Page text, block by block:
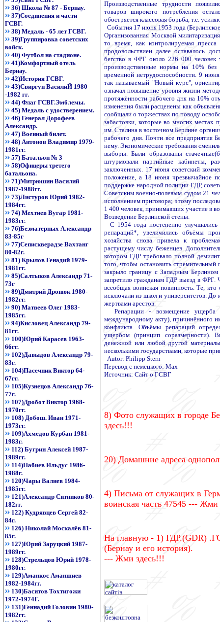
36) Школа № 87 - Бернау.
37)Соединения и части
ГСВГ.
38) Медаль - 65 лет ГСВГ.
39)Группировка советских
войск.
40) Футбол на стадионе.
41)Комфортный отель
Бернау.
42)История ГСВГ.
43)Свиргун ВасилиЙ 1980
-1982 гг.
44) Флаг ГСВГ.Эмблемы.
45) Медаль с удостверением.
46) Генерал Дорофеев
Александр.
47) Военный билет.
48) Антонов Владимир 1979-
1981гг.
57) Батальон № 3
58)Офицеры третего
батальона.
71)Митрюшин Василий
1987-1988гг.
73)Листуров Юрий 1982-
1984гг.
74) Мехтиев Вугар 1981-
1983гг.
76)Безматерных Александр
83-85г
77)Сепискверадзе Вахтанг
80-82г.
81) Крылов Генадий 1979-
1981гг.
85)Салтыков Александр 71-
73г
89)Дмитрий Дронюк 1980-
1982гг.
90) Матвеев Олег 1983-
1985гг.
94)Кисловец Александр 79-
81гг.
100)Юрий Карасев 1963-
66гг.
102)Давыдов Александр 79-
83г.
104)Пасечник Виктор 64-
67гг.
105)Кузнецов Александр 76-
77г.
107)Дробот Виктор 1968-
1970гг.
108) Добош. Иван 1971-
1973гг.
109)Ахмедов Курбан 1981-
1983г.
112) Бугрин Алексей 1987-
1989гг.
114)Набиев Ильдус 1986-
1988г.
120)Чары Валиев 1984-
1985гг.
121)Александр Ситников 80-
182гг.
122) Кудрявцев Сергей 82-
84г.
126) Николай Москалёв 81-
85г.
127)Юрий Заруцкий 1987-
1989гг.
128)Стрельцов Юрий 1978-
1980гг.
129)Аманкос Аманшиев
1982-1984гг.
130)Баситов Тохтигожи
1972-1974Г.
131)Геннадий Головин 1980-
1982гг.
Производственные трудности
товаров широкого потребления
обостряется классовая борьба, т.е.
События 17 июня 1953 года
Организованная Москвой
то время, как контролируемая
продовольствиеи далее оставалось
бегство в ФРГ около 226 000 человек
производственные нормы на 10% без
временной нетрудоспособности. 9
так называемый "Новый курс",
означал повышение уровня жизни
протяжённости рабочего дня на 10%
изменения были расценены как
сообщали о торжествах по поводу
забастовки, которые во многих
им. Сталина в восточном Берлине
рабочего дня. Почти все предприятия
нему. Экономические требования
выборы. Были образованы
штурмовали партийные кабинеты,
заключенных. 17 июня советский
положение, а 18 июня чрезвычайное
поддержке народной полиции ГДР,
Советским военно-полевым судом 21
исполнением приговора; этому
1 400 человек, принимавших участие в
Возведение Берлинской стены.
C 1954 года постепенно улучшались
репараций*, увеличились объёмы
хозяйства снова привела к
растущему числу беженцев.
котором ГДР требовало полной
того, чтобы остановить
закрыло границу с Западным Берлином
запретило гражданам ГДР выезд в ФРГ.
всеобщая воинская повинность. Те, кто
исключали из школ и университетов. До
жертвами арестов.
Репарации - возмещение ущерба
международному акту), причинённого
конфликта. Объёмы репараций
ущербом (принцип соразмерности).
денежной или любой другой
несколькими государствами, которые
Autor: Philipp Stern
Перевод с немецкого: Max
Источник: Сайт о ГСВГ
8) Фото служащих в городе
здесь!!!
20) Домашние адреса
4) Письма от служащих в
воинская часть 47545 --- Жми
На главную - 1) ГДР.(GDR)
(Бернау и его история).
--- Жми здесь!!!